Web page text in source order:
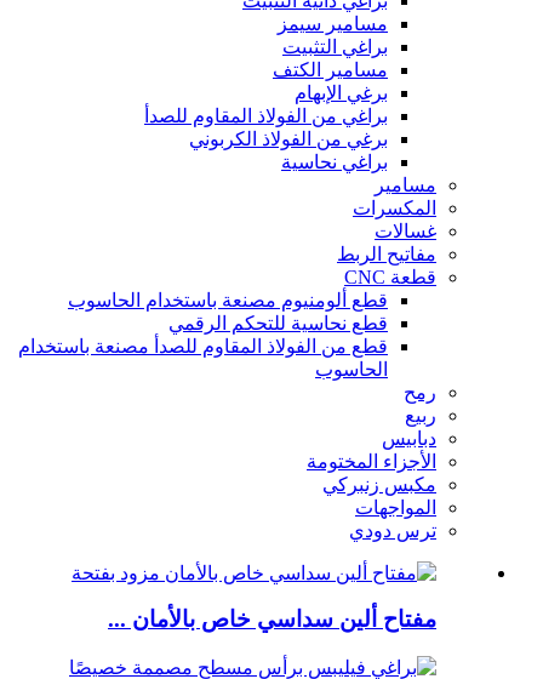
مسامير سيمز
براغي التثبيت
مسامير الكتف
برغي الإبهام
براغي من الفولاذ المقاوم للصدأ
برغي من الفولاذ الكربوني
براغي نحاسية
مسامير
المكسرات
غسالات
مفاتيح الربط
قطعة CNC
قطع ألومنيوم مصنعة باستخدام الحاسوب
قطع نحاسية للتحكم الرقمي
قطع من الفولاذ المقاوم للصدأ مصنعة باستخدام
الحاسوب
رمح
ربيع
دبابيس
الأجزاء المختومة
مكبس زنبركي
المواجهات
ترس دودي
مفتاح ألين سداسي خاص بالأمان ...